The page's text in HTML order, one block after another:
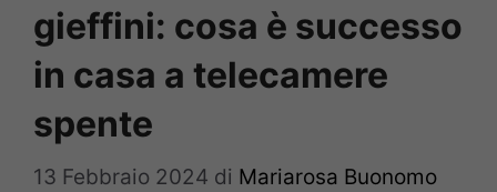
gieffini: cosa è successo
in casa a telecamere
spente
13 Febbraio 2024 di Mariarosa Buonomo